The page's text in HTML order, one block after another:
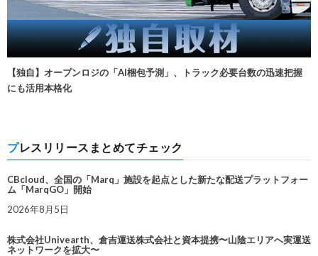
【独自】オープンロジの「AI梱包予測」、トラック必要台数の迅速把握
にも活用本格化
プレスリリースまとめてチェック
CBcloud、全国の「Marq」施設を起点とした新たな配送プラットフォー
ム「MarqGO」開始
2026年8月5日
株式会社Univearth、倉吉運送株式会社と資本提携〜山陰エリアへ実運送
ネットワークを拡大〜